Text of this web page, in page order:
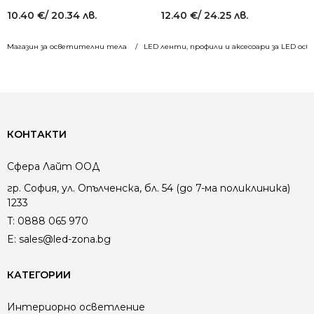
Магазин за осветителни тела LED ленти, профили и аксесоари за LED
10.40 €/ 20.34 лв. 12.40 €/ 24.25 лв.
КОНТАКТИ
Сфера Лайт ООД
гр. София, ул. Опълченска, бл. 54 (до 7-ма поликлиника)
1233
T: 0888 065 970
E: sales@led-zona.bg
КАТЕГОРИИ
Интериорно осветление